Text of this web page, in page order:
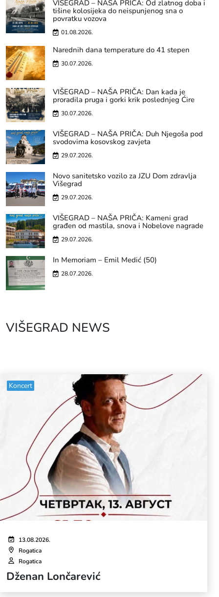
VIŠEGRAD – NAŠA PRIČA: Od zlatnog doba i
tišine kolosijeka do neispunjenog sna o
povratku vozova
01.08.2026.
Narednih dana temperature do 41 stepen
30.07.2026.
VIŠEGRAD – NAŠA PRIČA: Dan kada je
proradila pruga i gorki krik poslednjeg Ćire
30.07.2026.
VIŠEGRAD – NAŠA PRIČA: Duh Njegoša pod
svodovima kosovskog zavjeta
29.07.2026.
Novo sanitetsko vozilo za JZU Dom zdravlja
Višegrad
29.07.2026.
VIŠEGRAD – NAŠA PRIČA: Kameni grad
građen od mastila, snova i Nobelove nagrade
29.07.2026.
In Memoriam – Emil Medić (50)
28.07.2026.
VIŠEGRAD NEWS
Koncert
13.08.2026.
Rogatica
Rogatica
Dženan Lončarević